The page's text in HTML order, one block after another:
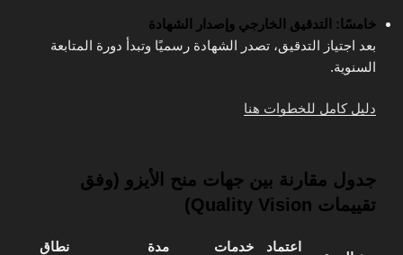
خامسًا: التدقيق الخارجي وإصدار الشهادة
بعد اجتياز التدقيق، تصدر الشهادة رسميًا وتبدأ دورة المتابعة
السنوية.
دليل كامل للخطوات هنا
جدول مقارنة بين جهات منح الأيزو (وفق
تقييمات Quality Vision)
اعتماد
خدمات
مدة
نطاق